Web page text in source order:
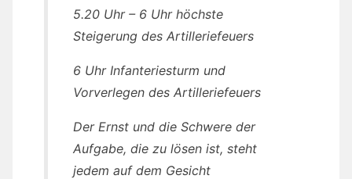
5.20 Uhr – 6 Uhr höchste
Steigerung des Artilleriefeuers
6 Uhr Infanteriesturm und
Vorverlegen des Artilleriefeuers
Der Ernst und die Schwere der
Aufgabe, die zu lösen ist, steht
jedem auf dem Gesicht